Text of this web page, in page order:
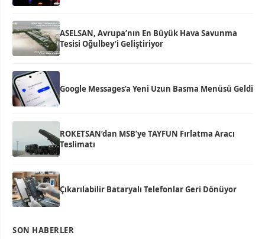
ASELSAN, Avrupa’nın En Büyük Hava Savunma
Tesisi Oğulbey’i Geliştiriyor
Google Messages’a Yeni Uzun Basma Menüsü Geldi
ROKETSAN’dan MSB’ye TAYFUN Fırlatma Aracı
Teslimatı
Çıkarılabilir Bataryalı Telefonlar Geri Dönüyor
SON HABERLER